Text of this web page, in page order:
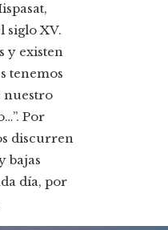
siglo XV.
y existen
tenemos
nuestro
Por
discurren
bajas
día, por